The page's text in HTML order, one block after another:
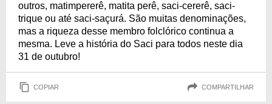
outros, matimpererê, matita perê, saci-cererê, saci-
trique ou até saci-saçurá. São muitas denominações,
mas a riqueza desse membro folclórico continua a
mesma. Leve a história do Saci para todos neste dia
31 de outubro!
COPIAR COMPARTILHAR